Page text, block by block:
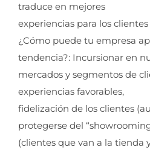
traduce en mejores
experiencias para los
¿Cómo puede tu empresa
tendencia?: Incursionar en
mercados y segmentos de
experiencias favorables,
fidelización de los clientes
protegerse del
(clientes que van a la tienda